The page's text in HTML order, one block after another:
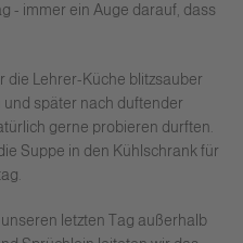
- immer ein Auge darauf, dass
die Lehrer-Küche blitzsauber
später nach duftender
gerne probieren durften.
Suppe in den Kühlschrank für
letzten Tag außerhalb